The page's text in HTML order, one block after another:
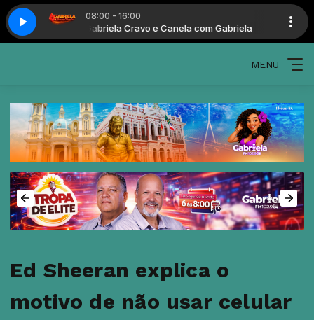
08:00 - 16:00
Gabriela Gabriela Cravo e Canela com Gabriela
MENU
Ed Sheeran explica o
motivo de não usar celular